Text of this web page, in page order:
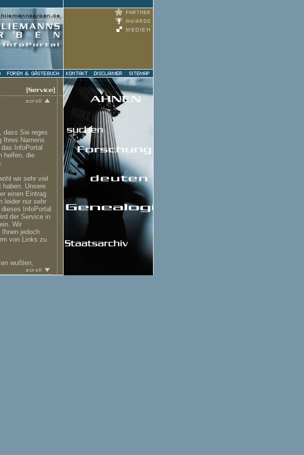
dass Sie reges
Ihres Namens
InfoPortal
helfen, die
wir sehr viel
haben. Unsere
einen Eintrag
leider nur sehr
InfoPortal
der Service in
Wir
Ihnen jedoch
von Links zu
wußten,
weitergeholfen